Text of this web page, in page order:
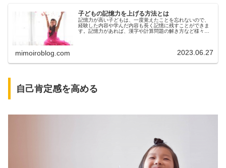
子どもの記憶力を上げる方法とは
記憶力が高い子どもは、一度覚えたことを忘れないので、
経験した内容や学んだ内容も長く記憶に残すことができま
す。記憶力があれば、漢字や計算問題の解き方など様々な
mimoiroblog.com 2023.06.27
自己肯定感を高める